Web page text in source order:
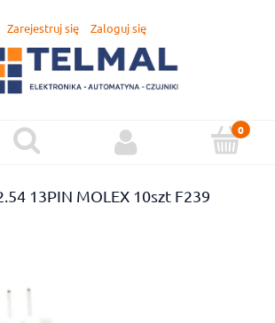
Zarejestruj się Zaloguj się
13PIN MOLEX 10szt F239